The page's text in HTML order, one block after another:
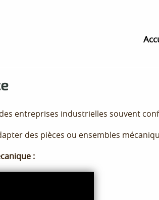
entreprises industrielles souvent
des pièces ou ensembles
: